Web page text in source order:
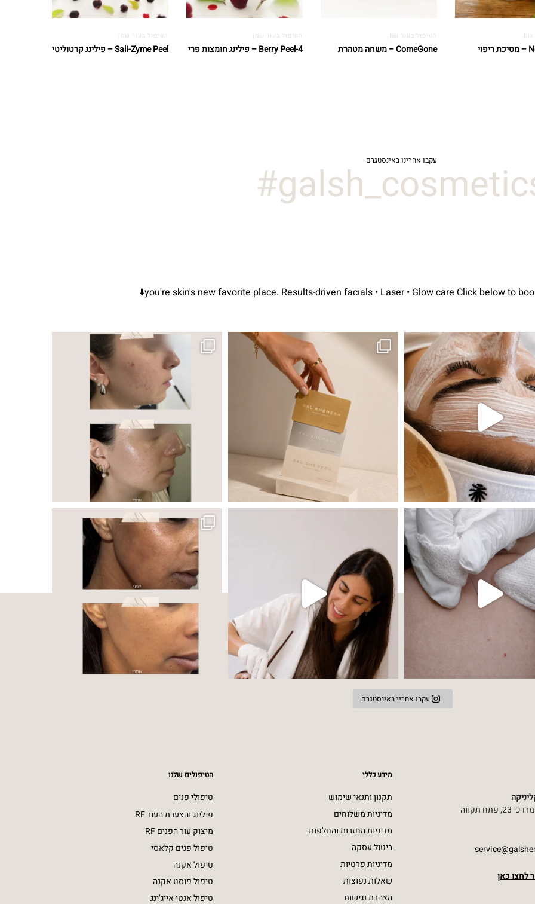
שמן
No-Blemish – מסיכת ריפוי
הטיפול בעור שמן
ComeGone – משחה מטהרת
הטיפול בעור שמן
4-Berry Peel – פילינג חומצות פרי
הטיפול בעור שמן
Sali-Zyme Peel – פילינג קרטוליטי
עקבו אחרינו באינסטגרם
galsh_cosmetics#
you're skin's new favorite place.Results-driven facials • Laser • Glow careClick below to
קורה! מועדון החברות שלנו סוף סוף נפתח. מהיום, אקנה הוא אחד המצבים הנפוצים ביותר בעור, אך לכל עור
שהעור פשוט צריך לעצור רגע, לנשום ולהתאזן תהליך אחד שיכול לעשות הבדל גדול במראה ובאיכות העור
עקבו אחריי באינסטגרם
תקווה
לחצו כאן
מידע כללי
תקנון ותנאי שימוש
מדיניות משלוחים
מדיניות החזרות והחלפות
ביטול עסקה
מדיניות פרטיות
שאלות נפוצות
הצהרת נגישות
הטיפולים שלנו
טיפולי פנים
פילינג והצערת העור RF
מיצוק עור הפנים RF
טיפול פנים קלאסי
טיפול אקנה
טיפול פוסט אקנה
טיפול אנטי אייג’ינג